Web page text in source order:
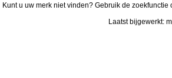
Kunt u uw merk niet vinden? Gebruik de
Laatst bijgewerkt: